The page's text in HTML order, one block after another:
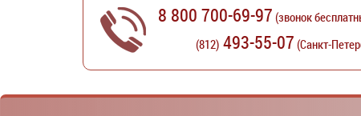
8 800 700-69-97(звонок
(812)493-55-07(Санкт-